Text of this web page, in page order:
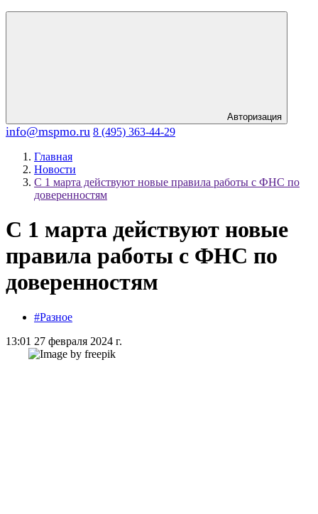
Авторизация
info@mspmo.ru 8 (495) 363-44-29
Главная
Новости
С 1 марта действуют новые правила работы с ФНС по
доверенностям
С 1 марта действуют новые
правила работы с ФНС по
доверенностям
#Разное
13:01 27 февраля 2024 г.